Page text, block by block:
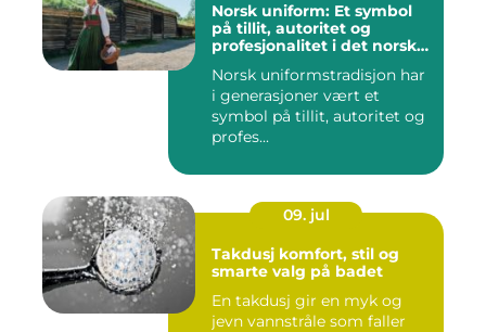
Norsk uniform: Et symbol
på tillit, autoritet og
profesjonalitet i det norske
Norsk uniformstradisjon har
i generasjoner vært et
symbol på tillit, autoritet og
profes...
09. jul
Takdusj komfort, stil og
smarte valg på badet
En takdusj gir en myk og
jevn vannstråle som faller